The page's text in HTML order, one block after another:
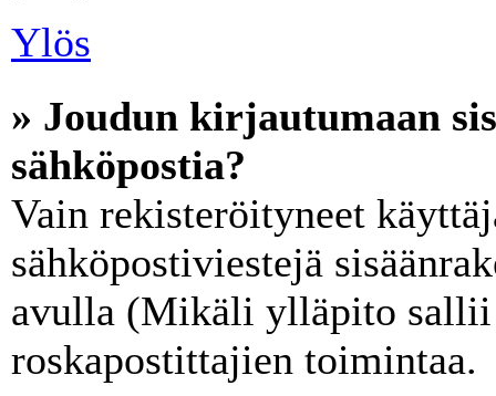
Ylös
» Joudun kirjautumaan
sähköpostia?
Vain rekisteröityneet
sähköpostiviestejä
avulla (Mikäli ylläpito sallii
roskapostittajien toimintaa.